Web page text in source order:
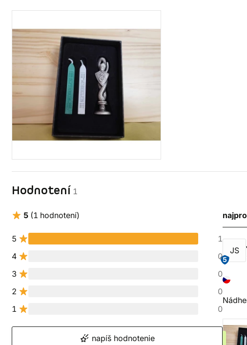
Hodnotení 1
5 (1 hodnotení)
5
1
4
0
3
0
2
0
1
0
napíš hodnotenie
JS
5